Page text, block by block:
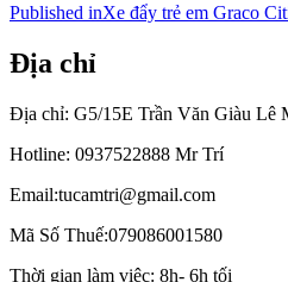
Điều
hướng
bài
viết
Published inXe đẩy trẻ em Graco
Địa chỉ
Địa chỉ: G5/15E Trần Văn Giàu Lê
Hotline: 0937522888 Mr Trí
Email:tucamtri@gmail.com
Mã Số Thuế:079086001580
Thời gian làm việc: 8h- 6h tối